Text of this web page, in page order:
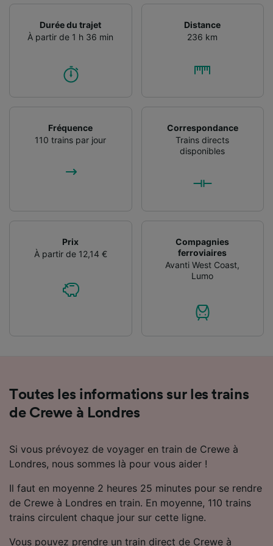
Durée du trajet
À partir de 1 h 36 min
Distance
236 km
Fréquence
110 trains par jour
Correspondance
Trains directs
disponibles
Prix
À partir de 12,14 €
Compagnies
ferroviaires
Avanti West Coast,
Lumo
Toutes les informations sur les trains
de Crewe à Londres
Si vous prévoyez de voyager en train de Crewe à
Londres, nous sommes là pour vous aider !
Il faut en moyenne 2 heures 25 minutes pour se rendre
de Crewe à Londres en train. En moyenne, 110 trains
trains circulent chaque jour sur cette ligne.
Vous pouvez prendre un train direct de Crewe à
informations sur un appareil. Publicités et
contenu personnalisés, mesure de
services.
Liste de nos partenaires (fournisseurs)